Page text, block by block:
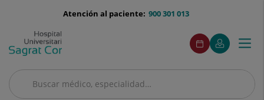
menu-
900 301 013
Atención al paciente:
Buscar
Buscar
menuAcceso
Pedir
cita
Este
enlace
se
en
Mi
Quirónsalud
Este
enlace
se
en
ventana
Menú